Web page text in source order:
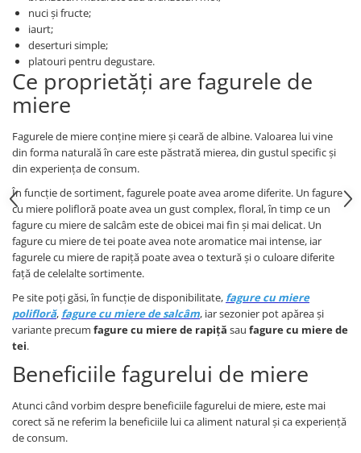
nuci și fructe;
iaurt;
deserturi simple;
platouri pentru degustare.
Ce proprietăți are fagurele de
miere
Fagurele de miere conține miere și ceară de albine. Valoarea lui vine
din forma naturală în care este păstrată mierea, din gustul specific și
din experiența de consum.
În funcție de sortiment, fagurele poate avea arome diferite. Un fagure
cu miere polifloră poate avea un gust complex, floral, în timp ce un
fagure cu miere de salcâm este de obicei mai fin și mai delicat. Un
fagure cu miere de tei poate avea note aromatice mai intense, iar
fagurele cu miere de rapiță poate avea o textură și o culoare diferite
față de celelalte sortimente.
Pe site poți găsi, în funcție de disponibilitate, fagure cu miere
polifloră, fagure cu miere de salcâm, iar sezonier pot apărea și
variante precum fagure cu miere de rapiță sau fagure cu miere de
tei.
Beneficiile fagurelui de miere
Atunci când vorbim despre beneficiile fagurelui de miere, este mai
corect să ne referim la beneficiile lui ca aliment natural și ca experiență
de consum.